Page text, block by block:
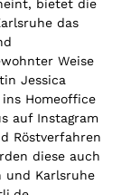
bietet die
das
Weise
Jessica
Homeoffice
auf Instagram
Röstverfahren
diese auch
und Karlsruhe